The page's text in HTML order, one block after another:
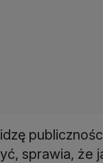
sprawia, że